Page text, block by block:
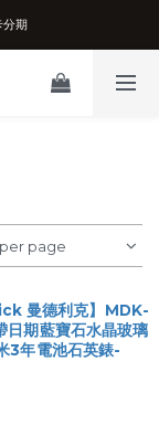
票期
page